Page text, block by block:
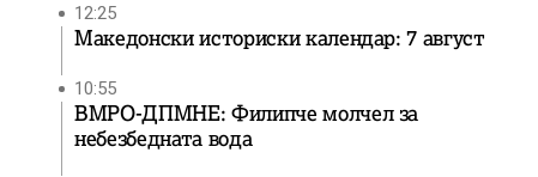
12:25
Македонски историски календар: 7 август
10:55
ВМРО-ДПМНЕ: Филипче молчел за
небезбедната вода